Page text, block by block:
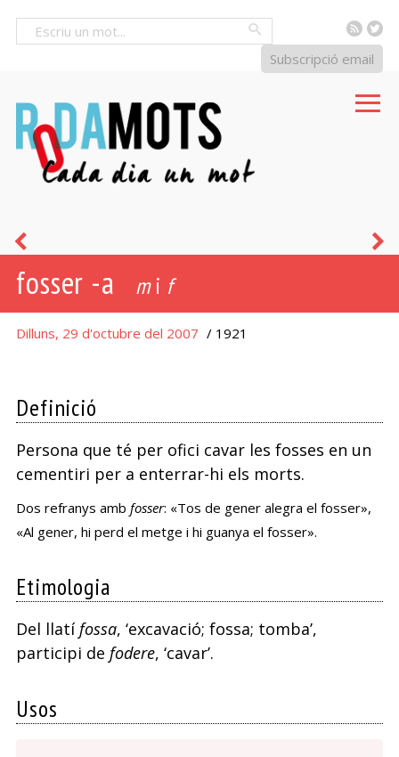
RSS
Subscripció email
fosser -a mi f
Dilluns, 29 d'octubre del 2007 / 1921
Definició
Persona que té per ofici cavar les fosses en un
cementiri per a enterrar-hi els morts.
Dos refranys amb fosser: «Tos de gener alegra el fosser»,
«Al gener, hi perd el metge i hi guanya el fosser».
Etimologia
Del llatífossa, ‘excavació; fossa; tomba’,
participi de fodere, ‘cavar’.
Usos
tal·là-
tal·lera